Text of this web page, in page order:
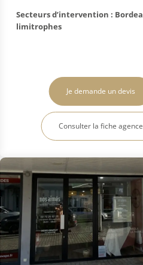
Secteurs d’intervention :
limitrophes
Je demande un devis
Consulter la fiche agence